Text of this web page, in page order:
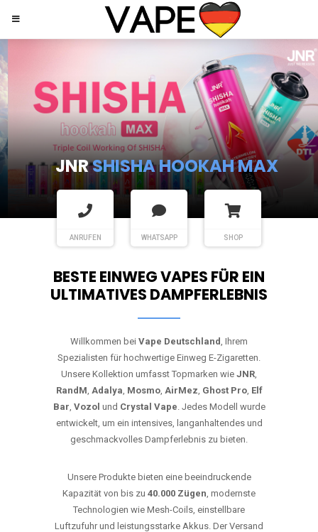
JNRSHISHA HOOKAH MAX
ANRUFEN WHATSAPP SHOP
BESTE EINWEG VAPES FÜR EIN
ULTIMATIVES DAMPFERLEBNIS
Willkommen bei Vape Deutschland, Ihrem
Spezialisten für hochwertige Einweg E-Zigaretten.
Unsere Kollektion umfasst Topmarken wie JNR,
RandM, Adalya, Mosmo, AirMez, Ghost Pro, Elf
Bar, Vozol und Crystal Vape. Jedes Modell wurde
entwickelt, um ein intensives, langanhaltendes und
geschmackvolles Dampferlebnis zu bieten.
Unsere Produkte bieten eine beeindruckende
Kapazität von bis zu 40.000 Zügen, modernste
Technologien wie Mesh-Coils, einstellbare
Luftzufuhr und leistungsstarke Akkus. Der Versand